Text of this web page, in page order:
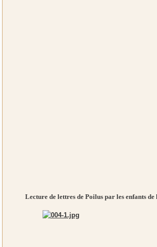
Lecture de lettres de Poilus par les enfants